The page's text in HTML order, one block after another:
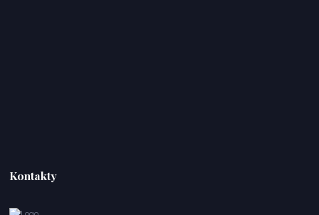
Kontakty